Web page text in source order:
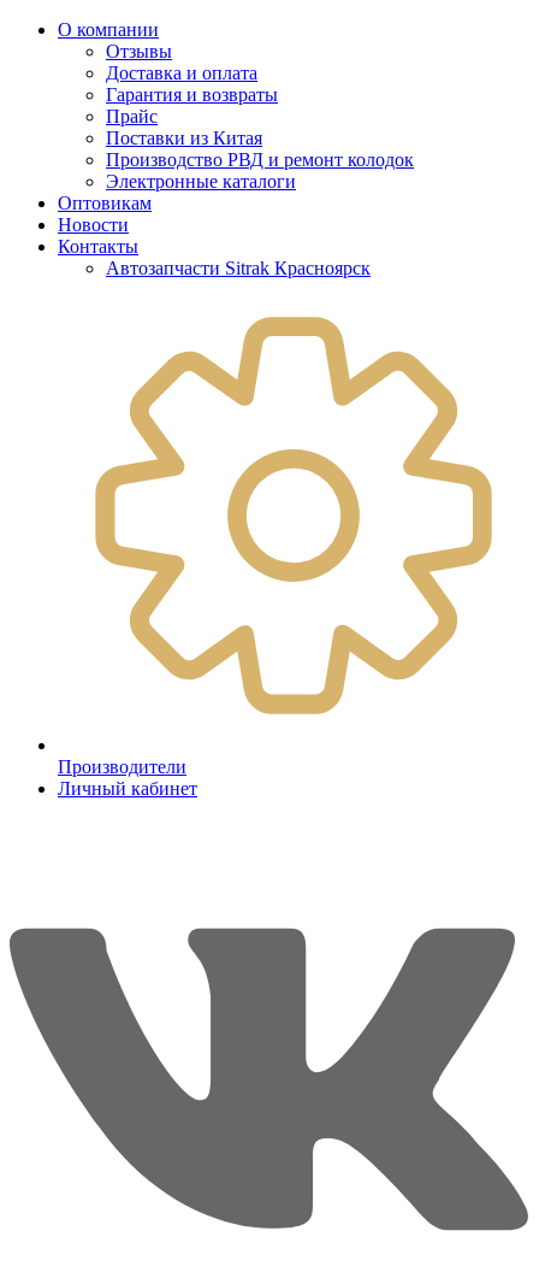
О компании
Отзывы
Доставка и оплата
Гарантия и возвраты
Прайс
Поставки из Китая
Производство РВД и ремонт колодок
Электронные каталоги
Оптовикам
Новости
Контакты
Автозапчасти Sitrak Красноярск
Производители
Личный кабинет